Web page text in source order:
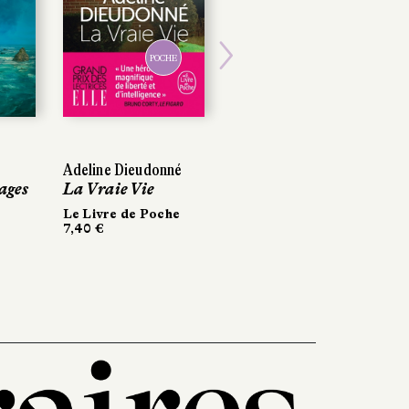
POCHE
Adeline Dieudonné
La Vraie Vie
Le Livre de Poche
7,40 €